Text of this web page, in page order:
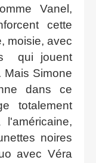
Vanel,
cette
moisie, avec
qui jouent
Simone
dans ce
totalement
noires
avec Véra